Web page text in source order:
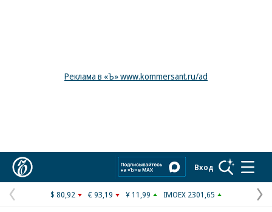
Реклама в «Ъ» www.kommersant.ru/ad
Вход
Предыдущая
$ 80,92 € 93,19 ¥ 11,99 IMOEX 2301,65